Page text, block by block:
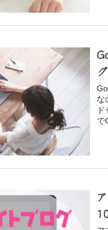
な
で